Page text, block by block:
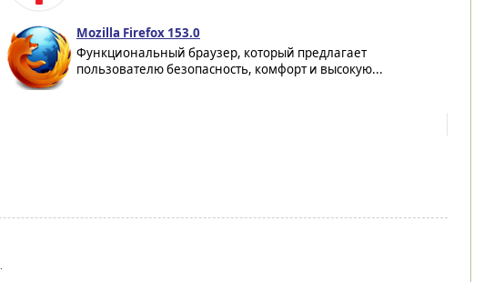
Mozilla Firefox 153.0
Функциональный браузер, который предлагает
пользователю безопасность, комфорт и высокую...